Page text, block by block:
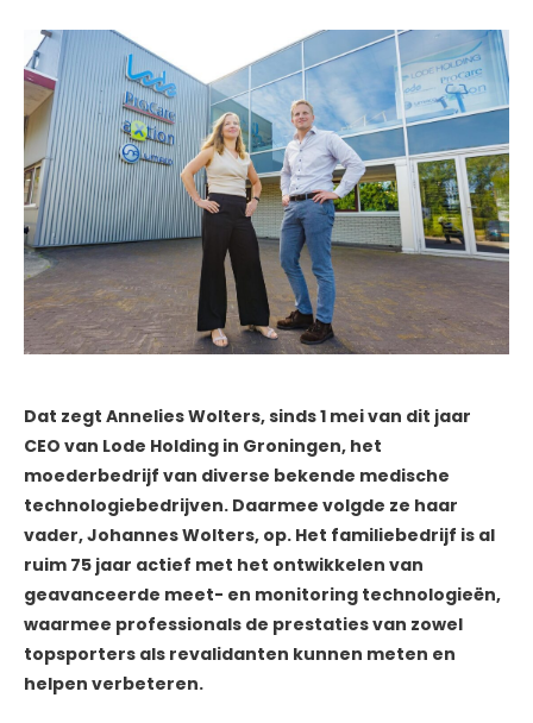
Dat zegt Annelies Wolters, sinds 1 mei van dit jaar
CEO van Lode Holding in Groningen, het
moederbedrijf van diverse bekende medische
technologiebedrijven. Daarmee volgde ze haar
vader, Johannes Wolters, op. Het familiebedrijf is al
ruim 75 jaar actief met het ontwikkelen van
geavanceerde meet- en monitoring technologieën,
waarmee professionals de prestaties van zowel
topsporters als revalidanten kunnen meten en
helpen verbeteren.